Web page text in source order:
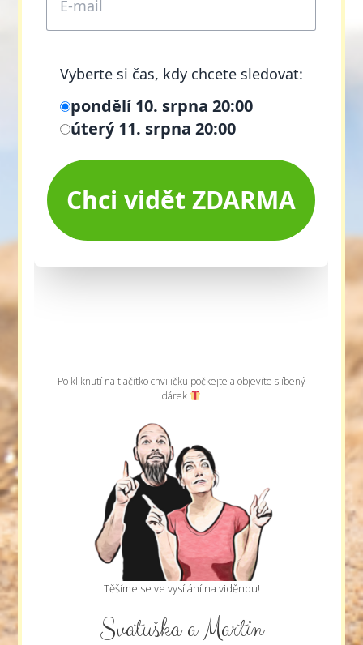
Po kliknutí na tlačítko chviličku počkejte a objevíte slíbený
dárek
Těšíme se ve vysílání na viděnou!
Svatuška a Martin